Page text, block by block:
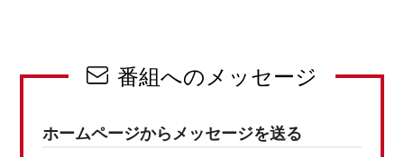
番組へのメッセージ
ホームページからメッセージを送る